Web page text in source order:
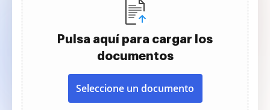
Pulsa aquí para cargar los
documentos
Seleccione un documento